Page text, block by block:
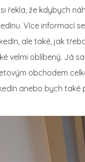
řekla, že kdybych
Více informací
ale také, jak
velmi oblíbený. Já
obchodem
anebo bych také